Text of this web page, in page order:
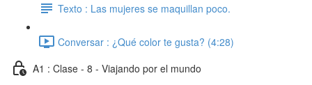
Texto : Las mujeres se maquillan poco.
Conversar : ¿Qué color te gusta? (4:28)
A1 : Clase - 8 - Viajando por el mundo